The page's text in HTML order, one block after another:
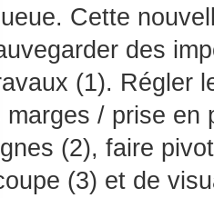
Cette
des
(1). Régler
/ prise en
(2), faire
(3) et de